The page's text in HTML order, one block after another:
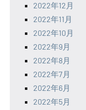
2022年12月
2022年11月
2022年10月
2022年9月
2022年8月
2022年7月
2022年6月
2022年5月